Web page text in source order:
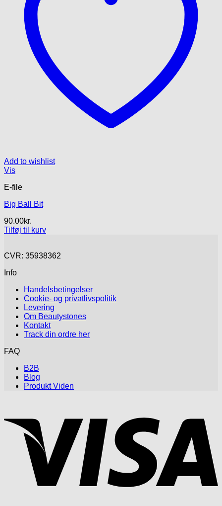
Add to wishlist
Vis
E-file
Big Ball Bit
90.00kr.
Tilføj til kurv
CVR: 35938362
Info
Handelsbetingelser
Cookie- og privatlivspolitik
Levering
Om Beautystones
Kontakt
Track din ordre her
FAQ
B2B
Blog
Produkt Viden